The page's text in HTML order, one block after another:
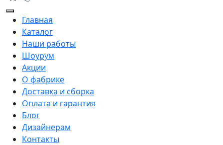
Главная
Каталог
Наши работы
Шоурум
Акции
О фабрике
Доставка и сборка
Оплата и гарантия
Блог
Дизайнерам
Контакты